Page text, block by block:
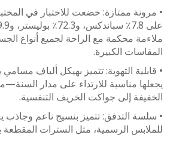
• مرونة ممتازة: خضعت للاختبار في
ملاءمة محكمة مع الراحة لجميع أنواع
المقاسات الكبيرة.
• قابلية التهوية: تتميز بهيكل ألياف
يجعلها مناسبة للارتداء على مدار
الخفيفة إلى جواكت الخريف التنفسية.
• سلسة التدفق: تتميز بنسيج ناعم وجاذب
للملابس الرسمية، مثل السترات المقطعة